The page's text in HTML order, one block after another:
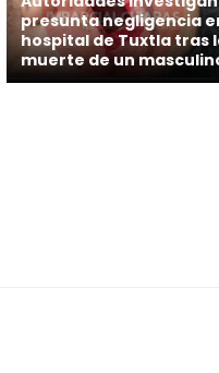
presunta negligencia
hospital de Tuxtla tras
muerte de un